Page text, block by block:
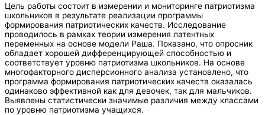
Цель работы состоит в измерении и мониторинге патриотизма
школьников в результате реализации программы
формирования патриотических качеств. Исследование
проводилось в рамках теории измерения латентных
переменных на основе модели Раша. Показано, что опросник
обладает хорошей дифференцирующей способностью и
соответствует уровню патриотизма школьников. На основе
многофакторного дисперсионного анализа установлено, что
программа формирования патриотических качеств оказалась
одинаково эффективной как для девочек, так для мальчиков.
Выявлены статистически значимые различия между классами
по уровню патриотизма учащихся.